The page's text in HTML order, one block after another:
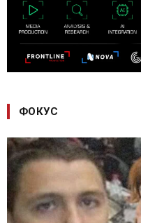
ФОКУС